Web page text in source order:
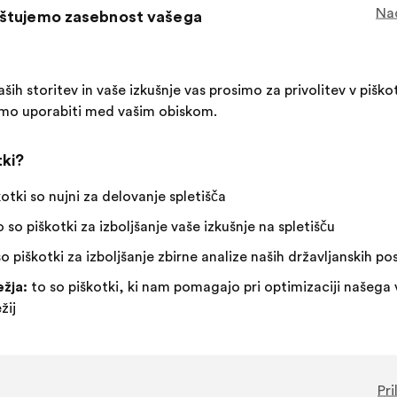
predlog
je
prejel
Navdušujoče 31
krat
Očitno
:krat
:je
Nimam mnenja
:krat
Objavljeno v Comment protéger et restaurer
Predlog:
Jeunes Ambassadeurs Pour L'Environnement
Il faut créer et démocratiser les
zasebnost vašega
storitev in vaše izkušnje vas prosimo za privolitev v
uporabiti med vašim obiskom.
so nujni za delovanje spletišča
so piškotki za izboljšanje vaše izkušnje na spletišču
piškotki za izboljšanje zbirne analize naših državljanskih
to so piškotki, ki nam pomagajo pri optimizaciji našega